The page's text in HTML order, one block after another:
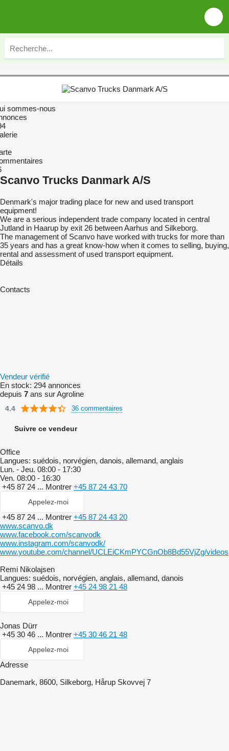
sommes-nous
Scanvo Trucks Danmark A/S
Denmark's major trading place for new and used transport
equipment!
We are a serious independent trade company located in central
Jutland in Haarup by exit 26 between Aarhus and Silkeborg.
The management of Scanvo have worked with trucks for more than
35 years and has a great know-how when it comes to selling, buying,
rental and assessment of used transport equipment.
Détails
Contacts
Vendeur vérifié
En stock: 294 annonces
depuis 7 ans sur Agroline
4.4 36 commentaires
Suivre ce vendeur
Office
Langues: suédois, norvégien, danois, allemand, anglais
Lun. - Jeu. 08:00 - 17:30
Ven. 08:00 - 16:30
+45 87 24 ... Montrer +45 87 24 43 70
Appelez-moi
+45 87 24 ... Montrer +45 87 24 43 20
www.scanvo.dk
www.facebook.com/scanvodk
www.instagram.com/scanvodk/
www.youtube.com/channel/UCLEiCKmPYCGnOb8Bd55VjZg/videos
Remi Nikolajsen
Langues: suédois, norvégien, anglais, allemand, danois
+45 24 98 ... Montrer +45 24 98 21 48
Appelez-moi
Jonas Dürr
+45 30 46 ... Montrer +45 30 46 21 48
Appelez-moi
Adresse
Danemark, 8600, Silkeborg, Hårup Skovvej 7